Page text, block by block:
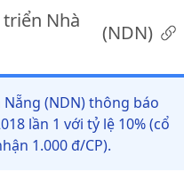
triển Nhà
(NDN)
(NDN) thông báo
lần 1 với tỷ lệ 10% (cổ
1.000 đ/CP).